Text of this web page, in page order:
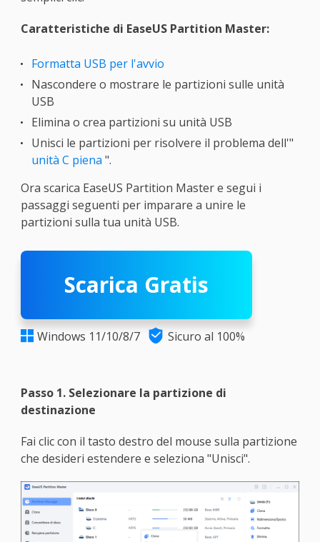
Caratteristiche di EaseUS Partition Master:
Formatta USB per l'avvio
Nascondere o mostrare le partizioni sulle unità
USB
Elimina o crea partizioni su unità USB
Unisci le partizioni per risolvere il problema dell'"
unità C piena ".
Ora scarica EaseUS Partition Master e segui i
passaggi seguenti per imparare a unire le
partizioni sulla tua unità USB.
Scarica Gratis
 Windows 11/10/8/7  Sicuro al 100%
Passo 1. Selezionare la partizione di
destinazione
Fai clic con il tasto destro del mouse sulla partizione
che desideri estendere e seleziona "Unisci".